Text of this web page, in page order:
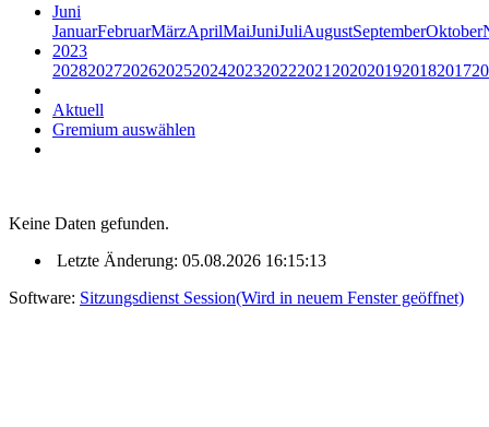
Juni
JanuarFebruarMärzAprilMaiJuniJuliAugustSeptemberOktober
2023
20282027202620252024202320222021 2020201920182017
Aktuell
Gremium auswählen
Keine Daten gefunden.
Letzte Änderung: 05.08.2026 16:15:13
Software: Sitzungsdienst Session(Wird in neuem Fenster geöffnet)